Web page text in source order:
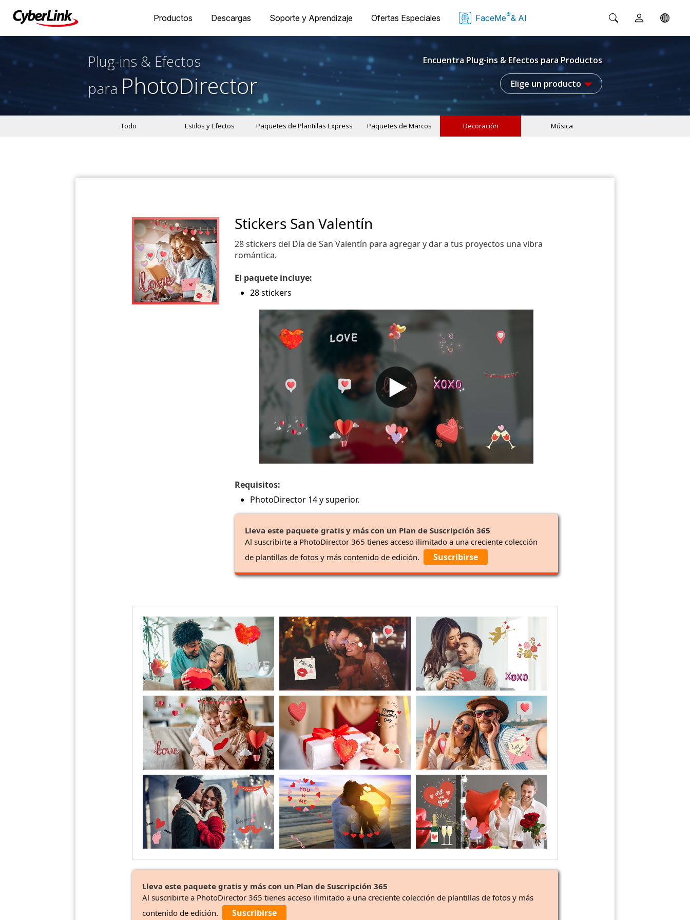
Productos Descargas Soporte y Aprendizaje Ofertas Especiales FaceMe®& AI
Plug-ins & Efectos
para PhotoDirector
Encuentra Plug-ins & Efectos para Productos
Elige un producto
Todo Estilos y Efectos Paquetes de Plantillas Express Paquetes de Marcos Decoración Música
Stickers San Valentín
28 stickers del Día de San Valentín para agregar y dar a tus proyectos una vibra
romántica.
El paquete incluye:
28 stickers
Requisitos:
PhotoDirector 14 y superior.
Lleva este paquete gratis y más con un Plan de Suscripción 365
Al suscribirte a PhotoDirector 365 tienes acceso ilimitado a una creciente colección
de plantillas de fotos y más contenido de edición.
Suscribirse
Lleva este paquete gratis y más con un Plan de Suscripción 365
Al suscribirte a PhotoDirector 365 tienes acceso ilimitado a una creciente colección de plantillas de fotos y más
contenido de edición.
Suscribirse